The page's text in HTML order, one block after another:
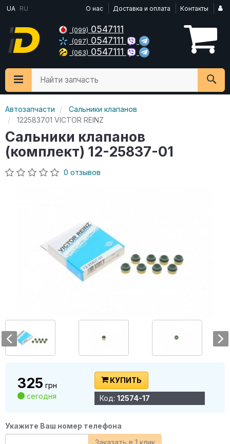
UA RU О нас Доставка и оплата Контакты
(099) 0547111
(097) 0547111
(063) 0547111
Найти запчасть
Автозапчасти
Сальники клапанов
122583701 VICTOR REINZ
Сальники клапанов
(комплект) 12-25837-01
0 отзывов
325 грн
сегодня
КУПИТЬ
Код: 12574-17
Укажите Ваш номер телефона
Заказать в 1 клик